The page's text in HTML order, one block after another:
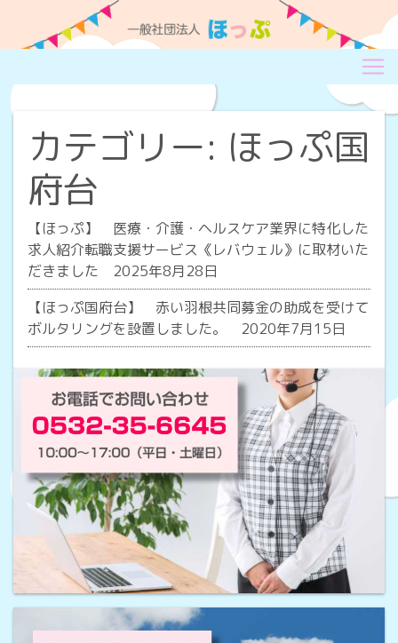
カテゴリー: ほっぷ国
府台
【ほっぷ】
医療・介護・ヘルスケア業界に特化した
求人紹介転職支援サービス《レバウェル》に取材いた
だきました 2025年8月28日
【ほっぷ国府台】
赤い羽根共同募金の助成を受けて
ボルタリングを設置しました。 2020年7月15日